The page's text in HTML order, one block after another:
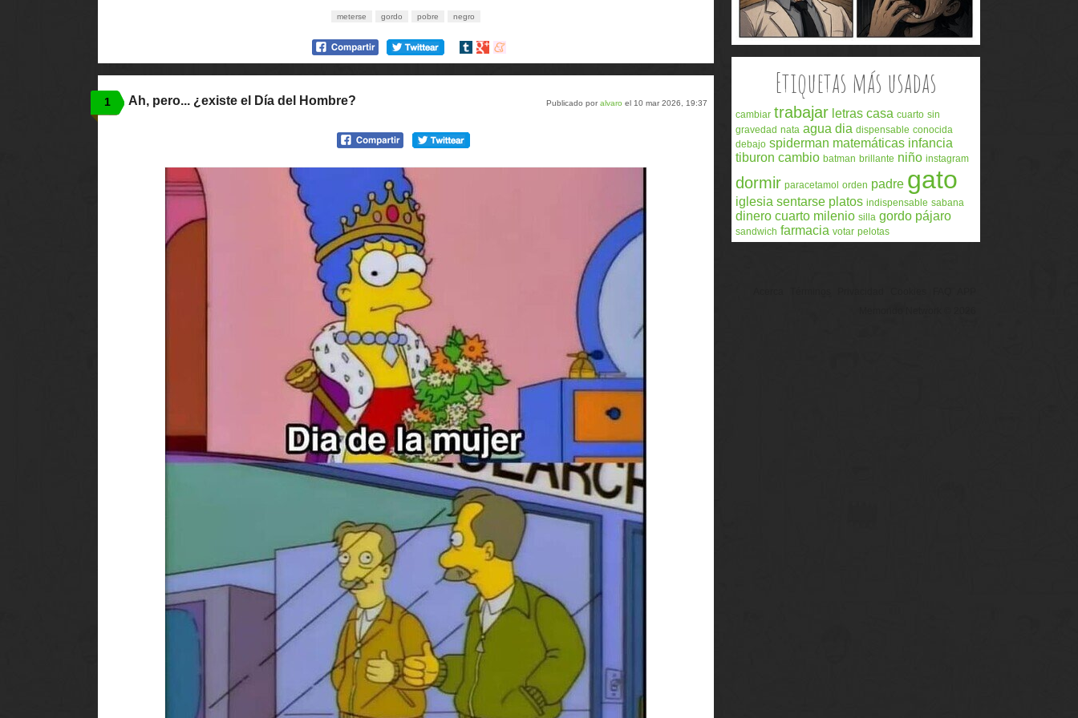
meterse gordo pobre negro
Compartir
Compartir
Compartir
1 Publicado poralvaro el 10 mar 2026, 19:37
Ah, pero... ¿existe el Día del Hombre?
Etiquetas más usadas
cambiar trabajar letras casa cuarto sin
gravedad nata agua dia dispensable conocida
debajo spiderman matemáticas infancia
tiburon cambio batman brillante niño instagram
dormir paracetamol orden padre gato
iglesia sentarse platos indispensable sabana
dinero cuarto milenio silla gordo pájaro
sandwich farmacia votar pelotas